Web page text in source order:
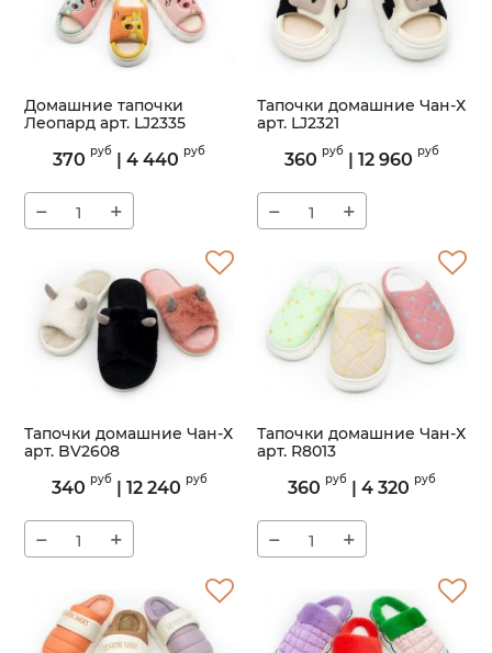
Домашние тапочки
Леопард арт. LJ2335
LJ2335
370 руб | 4 440 руб
− +
Тапочки домашние Чан-Х
арт. LJ2321
LJ2321
360 руб | 12 960 руб
− +
Тапочки домашние Чан-Х
арт. BV2608
BV2608
340 руб| 12 240 руб
− +
Тапочки домашние Чан-Х
арт. R8013
R8013
360 руб | 4 320 руб
− +